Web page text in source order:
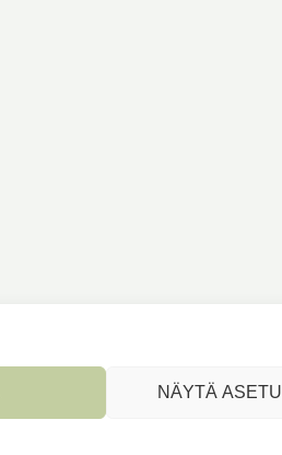
NÄYTÄ